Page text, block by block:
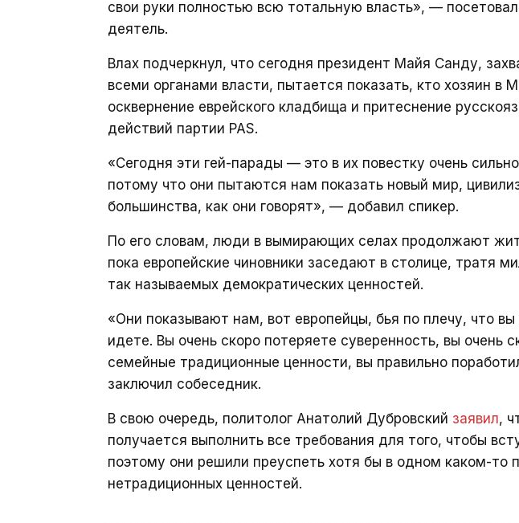
свои руки полностью всю тотальную власть», —
деятель.
Влах подчеркнул, что сегодня президент Майя Санду,
всеми органами власти, пытается показать, кто хозяин в
осквернение еврейского кладбища и притеснение
действий партии PAS.
«Сегодня эти гей-парады — это в их повестку очень
потому что они пытаются нам показать новый мир,
большинства, как они говорят», — добавил спикер.
По его словам, люди в вымирающих селах продолжают
пока европейские чиновники заседают в столице, тратя
так называемых демократических ценностей.
«Они показывают нам, вот европейцы, бья по плечу, что
идете. Вы очень скоро потеряете суверенность, вы очень
семейные традиционные ценности, вы правильно
заключил собеседник.
В свою очередь, политолог Анатолий Дубровский заявил,
получается выполнить все требования для того, чтобы
поэтому они решили преуспеть хотя бы в одном каком-то
нетрадиционных ценностей.